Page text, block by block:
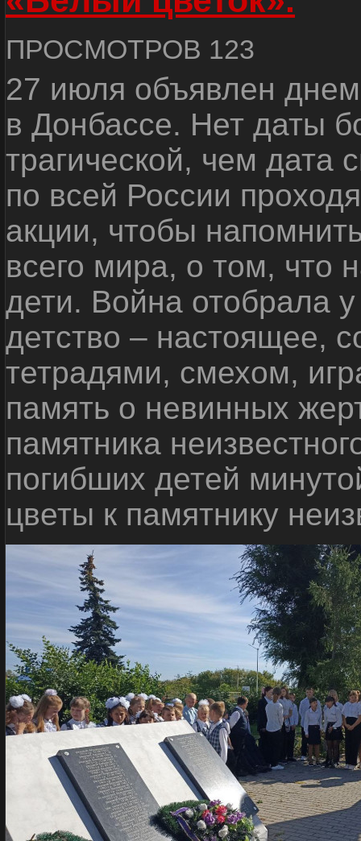
ПРОСМОТРОВ 123
27 июля объявлен
в Донбассе. Нет даты
трагической, чем дата
по всей России
акции, чтобы
всего мира, о том, что
дети. Война отобрала
детство – настоящее,
тетрадями, смехом,
память о невинных
памятника
погибших детей
цветы к памятнику